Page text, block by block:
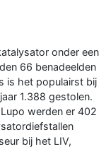
onder een
66 benadeelden
is het populairst bij
1.388 gestolen.
werden er 402
bij het LIV,